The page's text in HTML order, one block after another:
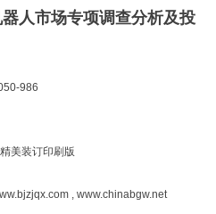
人市场专项调查分析及投
986
美装订印刷版
, www.chinabgw.net